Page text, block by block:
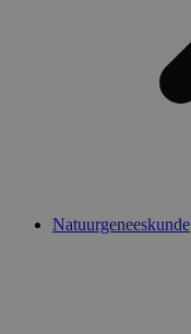
Natuurgeneeskunde